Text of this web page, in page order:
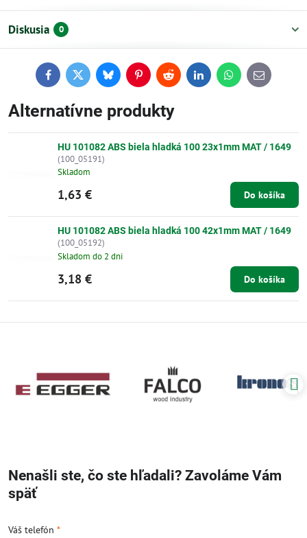
Diskusia 0
FacebookTwitterBlueskyPinterestReddit LinkedInWhatsApp
E-
mail
Alternatívne produkty
HU 101082 ABS biela hladká 100 23x1mm MAT / 1649
(100_05191)
Skladom
1,63 € Do košíka
HU 101082 ABS biela hladká 100 42x1mm MAT / 1649
(100_05192)
Skladom do 2 dni
3,18 € Do košíka
Nenašli ste, čo ste hľadali? Zavoláme Vám
späť
Váš telefón *